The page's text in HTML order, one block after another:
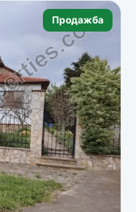
Продажба